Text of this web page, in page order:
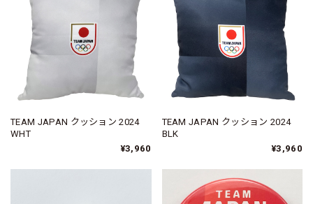
TEAM JAPAN クッション 2024
WHT
¥3,960
TEAM JAPAN クッション 2024
BLK
¥3,960